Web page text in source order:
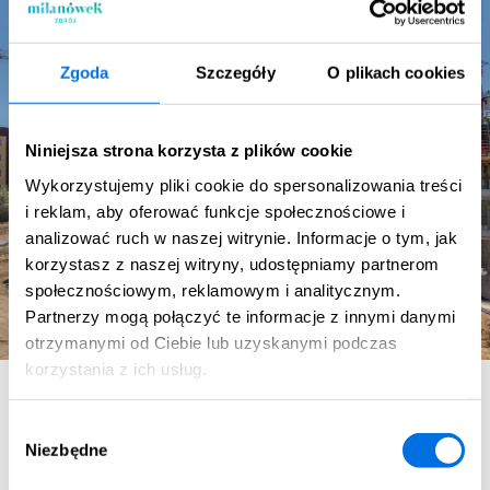
Zgoda Szczegóły O plikach cookies
Niniejsza strona korzysta z plików cookie
Wykorzystujemy pliki cookie do spersonalizowania treści
i reklam, aby oferować funkcje społecznościowe i
analizować ruch w naszej witrynie. Informacje o tym, jak
korzystasz z naszej witryny, udostępniamy partnerom
społecznościowym, reklamowym i analitycznym.
Partnerzy mogą połączyć te informacje z innymi danymi
otrzymanymi od Ciebie lub uzyskanymi podczas
korzystania z ich usług.
zgody
Niezbędne
Osiedle Bacciarellego 54 to jedna z najbardziej
prestiżowych inwestycji mieszkaniowych we Wrocławiu.
Położone na Wielkiej Wyspie, łączy nowoczesną